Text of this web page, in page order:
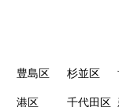
豊島区 杉並区
港区 千代田区